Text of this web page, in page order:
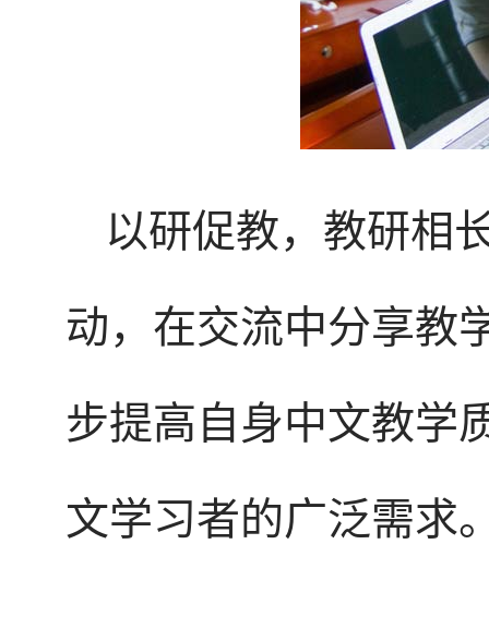
以研促教，教研相
动，在交流中分享教
步提高自身中文教学
文学习者的广泛需求